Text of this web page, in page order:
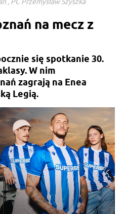
na mecz z
się spotkanie 30.
W nim
zagrają na Enea
Legią.